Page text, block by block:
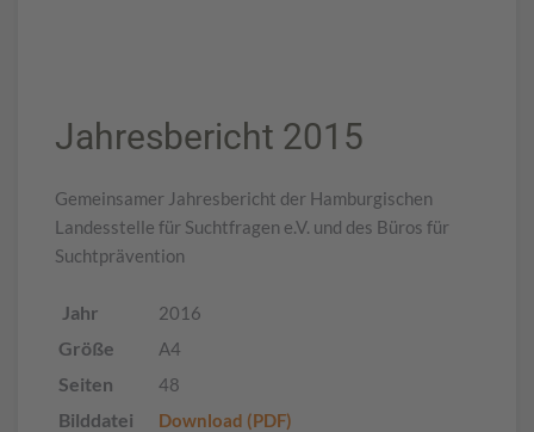
Jahresbericht 2015
Gemeinsamer Jahresbericht der Hamburgischen
Landesstelle für Suchtfragen e.V. und des Büros für
Suchtprävention
Jahr 2016
Größe A4
Seiten 48
Bilddatei Download (PDF)